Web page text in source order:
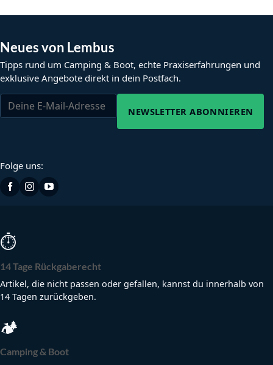
Neues von Lembus
Tipps rund um Camping & Boot, echte Praxiserfahrungen und
exklusive Angebote direkt in dein Postfach.
NEWSLETTER ABONNIEREN
Folge uns:
⏱
14 Tage Rückgaberecht
Artikel, die nicht passen oder gefallen, kannst du innerhalb von
14 Tagen zurückgeben.
🏕
Camping & Boot